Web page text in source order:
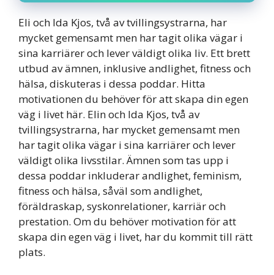
Eli och Ida Kjos, två av tvillingsystrarna, har
mycket gemensamt men har tagit olika vägar i
sina karriärer och lever väldigt olika liv. Ett brett
utbud av ämnen, inklusive andlighet, fitness och
hälsa, diskuteras i dessa poddar. Hitta
motivationen du behöver för att skapa din egen
väg i livet här. Elin och Ida Kjos, två av
tvillingsystrarna, har mycket gemensamt men
har tagit olika vägar i sina karriärer och lever
väldigt olika livsstilar. Ämnen som tas upp i
dessa poddar inkluderar andlighet, feminism,
fitness och hälsa, såväl som andlighet,
föräldraskap, syskonrelationer, karriär och
prestation. Om du behöver motivation för att
skapa din egen väg i livet, har du kommit till rätt
plats.